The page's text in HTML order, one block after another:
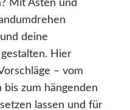
Mit Ästen und
deine
Hier
– vom
bis zum hängenden
lassen und für